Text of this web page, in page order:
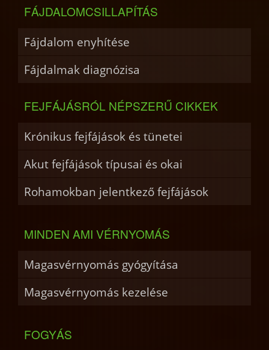
FÁJDALOMCSILLAPÍTÁS
Fájdalom enyhítése
Fájdalmak diagnózisa
FEJFÁJÁSRÓL NÉPSZERŰ CIKKEK
Krónikus fejfájások és tünetei
Akut fejfájások típusai és okai
Rohamokban jelentkező fejfájások
MINDEN AMI VÉRNYOMÁS
Magasvérnyomás gyógyítása
Magasvérnyomás kezelése
FOGYÁS